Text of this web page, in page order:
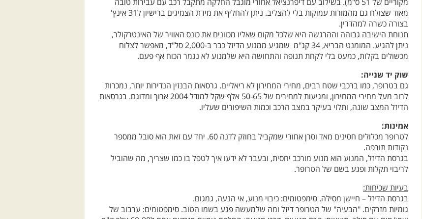
תנוחת הישיבה גבוהה וההרגשה היא שלכל מקום שאליו מכוונים את כונס האוויר של האינטרקולר,
ניתן להגיע. המומנט הבריא, 34 קג"מ שמגיע ממנוע הדיזל כבר ב-2,000 סל"ד, מאפשר לצלוח
מכשולים בקלות, כמעט בלי לקחת תנופה והתחושה היא שלמנוע לא נגמר הכוח אף פעם.
שוק יד שנייה:
גם בטרופר, כמו ברכבי שטח רבים, מחירי המחירון לא ריאליים. גרסאות הבנזין הנדירות יותר, נמכרות
הדיזל המצב שונה, ותלוי בעיקר במצב הרכב וכמות השיפורים שעליו.
אמינות:
לטרופר מכלולים חסינים מאד וסרן אחורי שמקביל בחוזק לדנה 60. יחד עם זאת הוא סובל ממספר
בגרסת הדיזל, המנוע הוא מנוע מורכב יחסית, ובעבר לא ידעו איך לטפל בו כמו שצריך, מה שהוביל
לריבוי תקלות ופגע בשם של הטרופר.
בעיות שכיחות:
בגרסת הדיזל – חיישן מסילה. סימפטומים: כיבוי מנוע, אי הנעה, גמגום.
כ-15 אלף שקל.